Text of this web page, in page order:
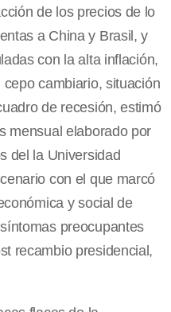
de los precios de lo
a China y Brasil, y
con la alta inflación,
cambiario, situación
de recesión, estimó
mensual elaborado por
del la Universidad
con el que marcó
y social de
preocupantes
recambio presidencial,